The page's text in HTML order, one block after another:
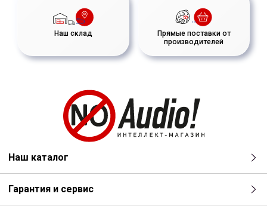
Наш склад
Прямые поставки от
производителей
Наш каталог
Гарантия и сервис